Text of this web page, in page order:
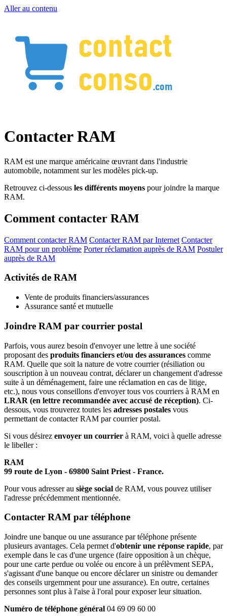
Aller au contenu
Contacter RAM
RAM est une marque américaine œuvrant dans l'industrie
automobile, notamment sur les modèles pick-up.
Retrouvez ci-dessous les différents moyens pour joindre la marque
RAM.
Comment contacter RAM
Comment contacter RAM Contacter RAM par Internet Contacter
RAM pour un problème Porter réclamation auprès de RAM Postuler
auprès de RAM
Activités de RAM
Vente de produits financiers/assurances
Assurance santé et mutuelle
Joindre RAM par courrier postal
Parfois, vous aurez besoin d'envoyer une lettre à une société
proposant des produits financiers et/ou des assurances comme
RAM. Quelle que soit la nature de votre courrier (résiliation ou
souscription à un nouveau contrat, déclarer un changement d'adresse
suite à un déménagement, faire une réclamation en cas de litige,
etc.), nous vous conseillons d'envoyer tous vos courriers à RAM en
LRAR (en lettre recommandée avec accusé de réception). Ci-
dessous, vous trouverez toutes les adresses postales vous
permettant de contacter RAM par courrier postal.
Si vous désirez envoyer un courrier à RAM, voici à quelle adresse
le libeller :
RAM
99 route de Lyon - 69800 Saint Priest - France.
Pour vous adresser au siège social de RAM, vous pouvez utiliser
l'adresse précédemment mentionnée.
Contacter RAM par téléphone
Joindre une banque ou une assurance par téléphone présente
plusieurs avantages. Cela permet d'obtenir une réponse rapide, par
exemple dans le cas d'une urgence (faire opposition à un chèque,
pour une carte perdue ou volée ou encore à un prélèvment SEPA,
s'agissant d'une banque ou encore déclarer un sinistre ou demander
des conseils urgemment pour une assurance). En outre, certaines
personnes sont plus à l'aise à l'oral pour exposer leur situation.
Numéro de téléphone général 04 69 09 60 00